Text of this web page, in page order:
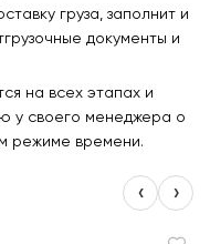
груза, заполнит и
документы и
на всех этапах и
у своего менеджера о
режиме времени.
‹ ›